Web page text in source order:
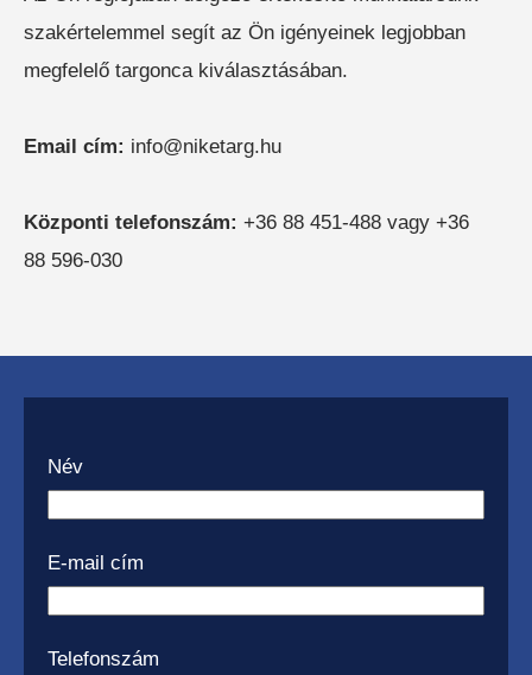
szakértelemmel segít az Ön igényeinek legjobban
megfelelő targonca kiválasztásában.
Email cím: info@niketarg.hu
Központi telefonszám: +36 88 451-488 vagy +36
88 596-030
Név
E-mail cím
Telefonszám